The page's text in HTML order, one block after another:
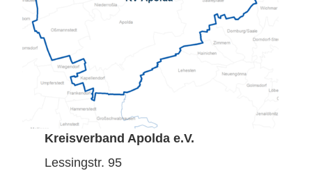
Kreisverband Apolda e.V.
Lessingstr. 95